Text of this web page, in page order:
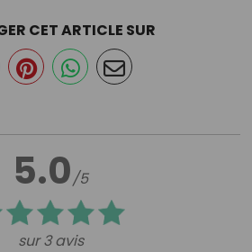
5.0/5
sur 3 avis
CET ARTICLE SUR